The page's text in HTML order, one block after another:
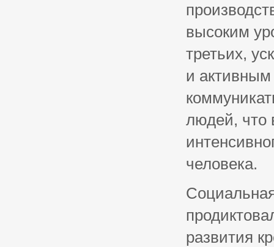
высоким
третьих,
и
людей, что
человека.
развития